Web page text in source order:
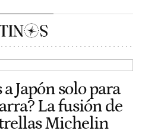
Japón solo para
La fusión de
Michelin